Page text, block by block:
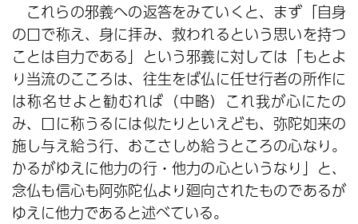
これらの邪義への返答をみていくと、まず「自身
の口で称え、身に拝み、救われるという思いを持つ
ことは自力である」という邪義に対しては「もとよ
り当流のこころは、往生をば仏に任せ行者の所作に
は称名せよと勧むれば（中略）これ我が心にたの
み、口に称うるには似たりといえども、弥陀如来の
施し与え給う行、おこさしめ給うところの心なり。
かるがゆえに他力の行・他力の心というなり」と、
念仏も信心も阿弥陀仏より廻向されたものであるが
ゆえに他力であると述べている。